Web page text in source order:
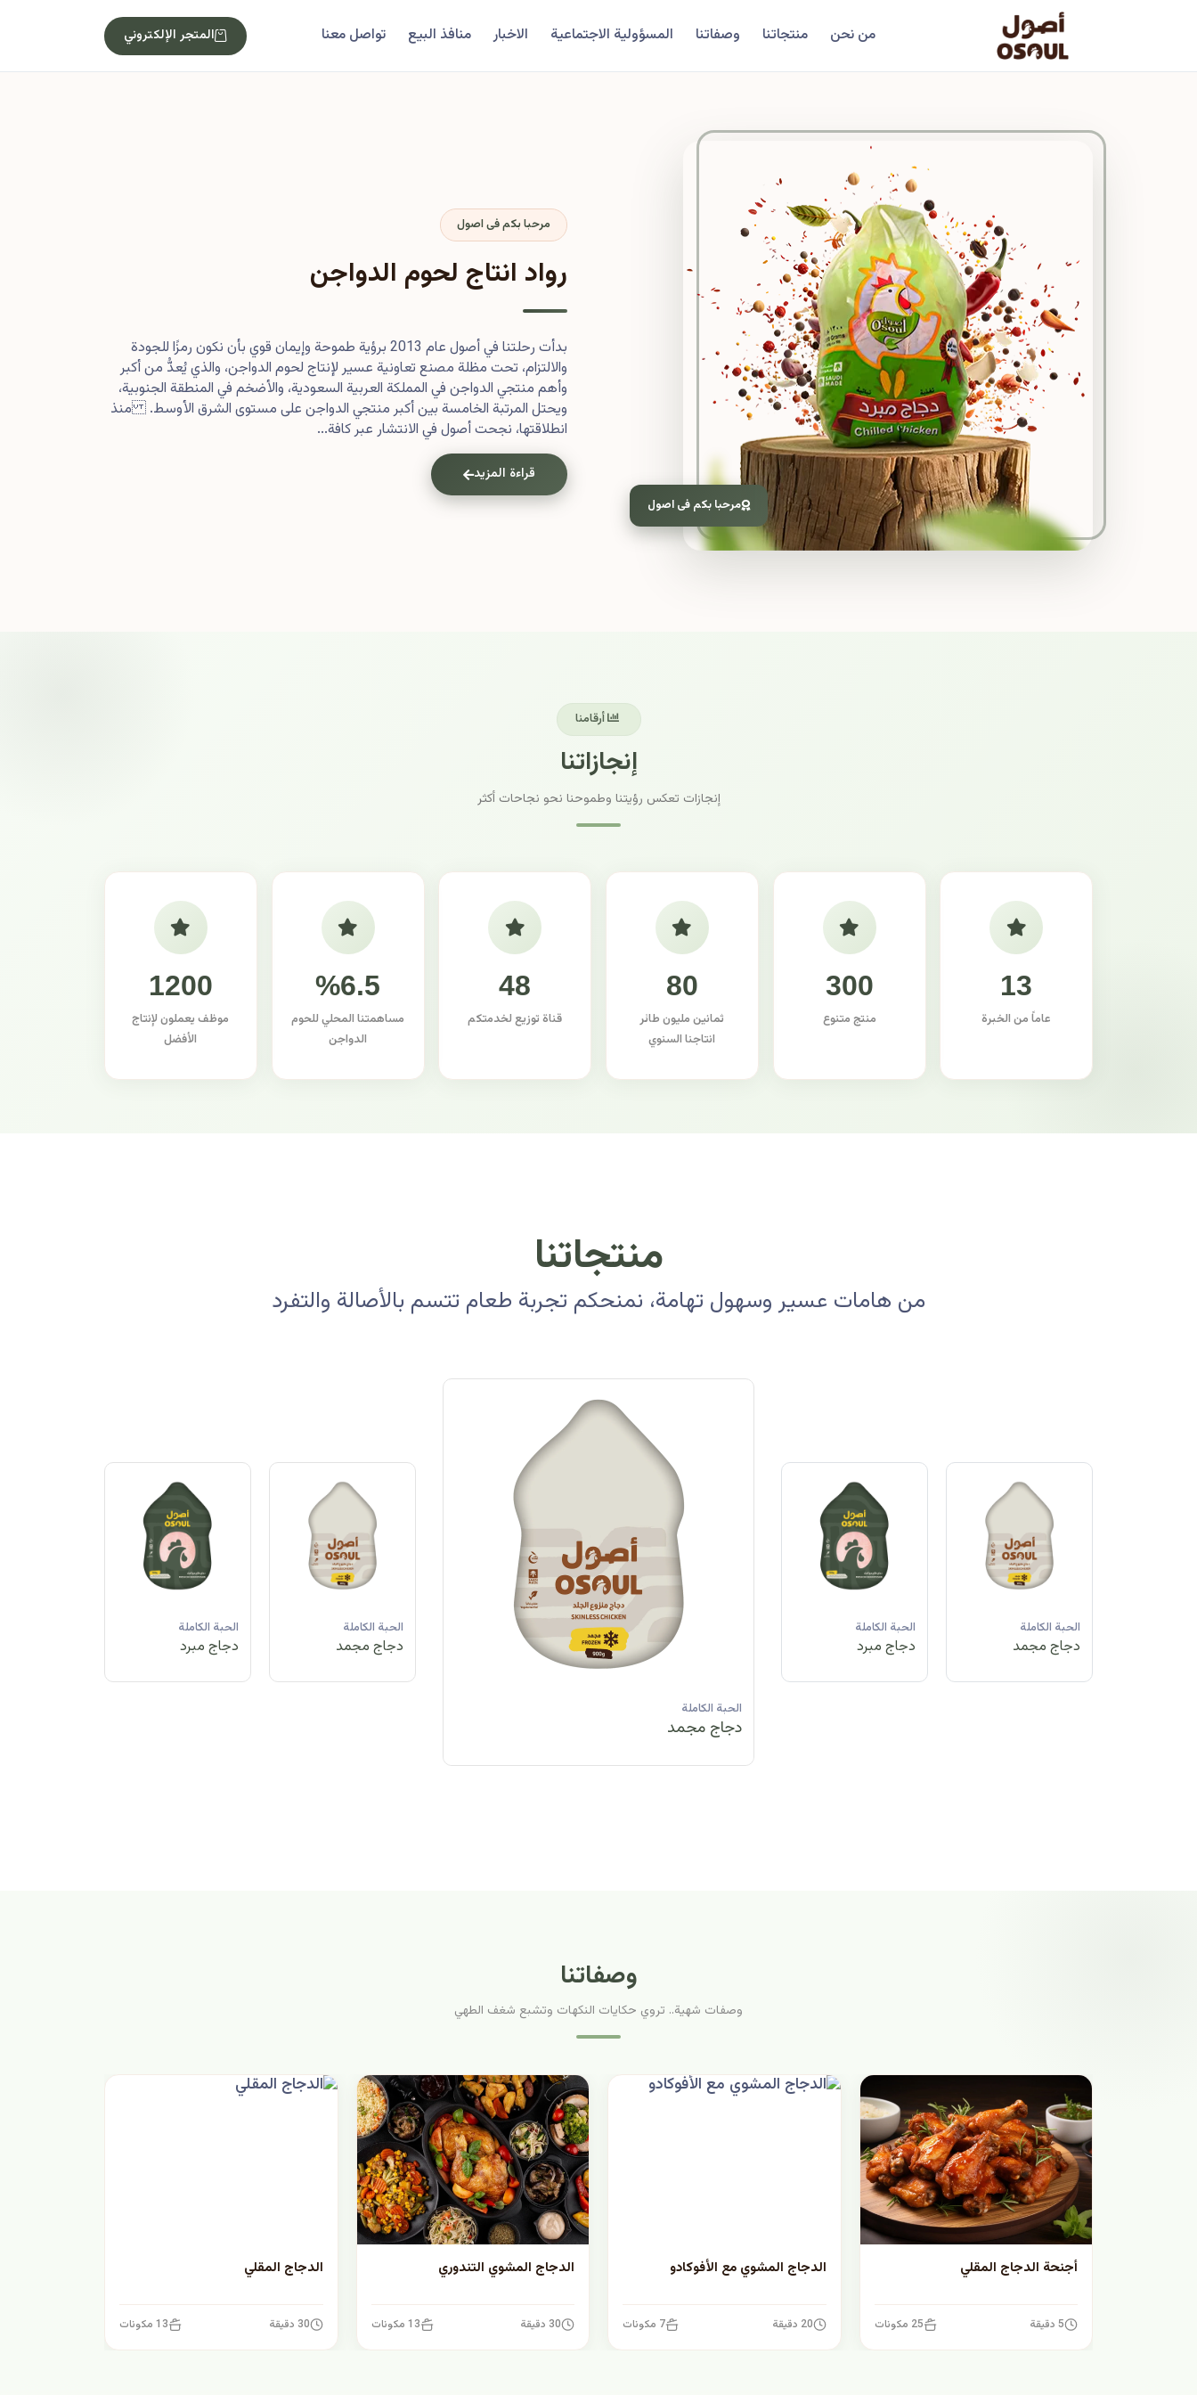
من نحن منتجاتنا وصفاتنا المسؤولية الاجتماعية الاخبار منافذ البيع تواصل معنا المتجر الإلكتروني
مرحبا بكم فى اصول
مرحبا بكم فى اصول
رواد انتاج لحوم الدواجن
بدأت رحلتنا في أصول عام 2013 برؤية طموحة وإيمان قوي بأن نكون رمزًا للجودة
والالتزام، تحت مظلة مصنع تعاونية عسير لإنتاج لحوم الدواجن، والذي يُعدُّ من أكبر
وأهم منتجي الدواجن في المملكة العربية السعودية، والأضخم في المنطقة الجنوبية،
ويحتل المرتبة الخامسة بين أكبر منتجي الدواجن على مستوى الشرق الأوسط. منذ
انطلاقتها، نجحت أصول في الانتشار عبر كافة...
قراءة المزيد
أرقامنا
إنجازاتنا
إنجازات تعكس رؤيتنا وطموحنا نحو نجاحات أكثر
13
عاماً من الخبرة
300
منتج متنوع
80
ثمانين مليون طائر
انتاجنا السنوي
48
قناة توزيع لخدمتكم
%6.5
مساهمتنا المحلي للحوم
الدواجن
1200
موظف يعملون لإنتاج
الأفضل
منتجاتنا
من هامات عسير وسهول تهامة، نمنحكم تجربة طعام تتسم بالأصالة والتفرد
الحبة الكاملة
دجاج مبرد
الحبة الكاملة
دجاج مجمد
الحبة الكاملة
دجاج مبرد
الحبة الكاملة
دجاج مجمد
الحبة الكاملة الحبة الكاملة
دجاج مجمد
الحبة الكاملة
دجاج مبرد
الحبة الكاملة
دجاج مجمد
وصفاتنا
وصفات شهية.. تروي حكايات النكهات وتشبع شغف الطهي
أجنحة الدجاج المقلي
5 دقيقة 25 مكونات
الدجاج المشوي مع الأفوكادو
20 دقيقة 7 مكونات
الدجاج المشوي التندوري
30 دقيقة 13 مكونات
الدجاج المقلي
30 دقيقة 13 مكونات